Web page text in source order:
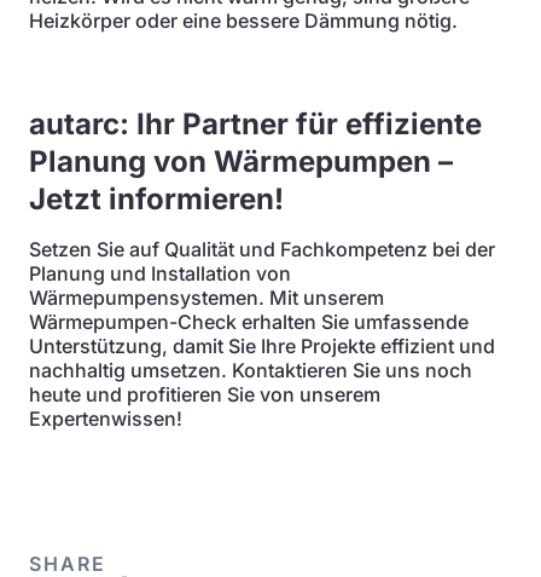
Heizkörper oder eine bessere Dämmung nötig.
autarc: Ihr Partner für effiziente
Planung von Wärmepumpen –
Jetzt informieren!
Setzen Sie auf Qualität und Fachkompetenz bei der
Planung und Installation von
Wärmepumpensystemen. Mit unserem
Wärmepumpen-Check erhalten Sie umfassende
Unterstützung, damit Sie Ihre Projekte effizient und
nachhaltig umsetzen. Kontaktieren Sie uns noch
heute und profitieren Sie von unserem
Expertenwissen!
SHARE